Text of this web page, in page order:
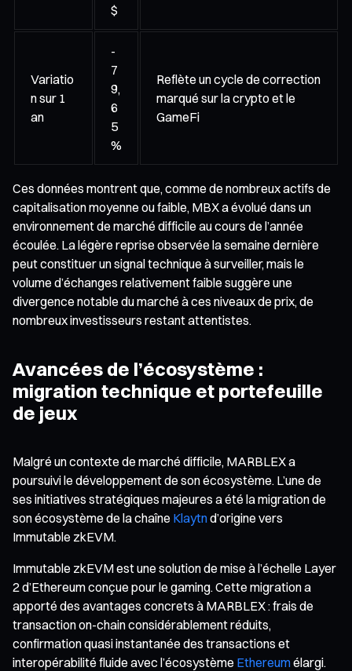
$
Variatio
n sur 1
an
-
7
9,
6
5
%
Reflète un cycle de correction
marqué sur la crypto et le
GameFi
Ces données montrent que, comme de nombreux actifs de
capitalisation moyenne ou faible, MBX a évolué dans un
environnement de marché difficile au cours de l’année
écoulée. La légère reprise observée la semaine dernière
peut constituer un signal technique à surveiller, mais le
volume d’échanges relativement faible suggère une
divergence notable du marché à ces niveaux de prix, de
nombreux investisseurs restant attentistes.
Avancées de l’écosystème :
migration technique et portefeuille
de jeux
Malgré un contexte de marché difficile, MARBLEX a
poursuivi le développement de son écosystème. L’une de
ses initiatives stratégiques majeures a été la migration de
son écosystème de la chaîne Klaytnd’origine vers
Immutable zkEVM.
Immutable zkEVM est une solution de mise à l’échelle Layer
2 d’Ethereum conçue pour le gaming. Cette migration a
apporté des avantages concrets à MARBLEX : frais de
transaction on-chain considérablement réduits,
confirmation quasi instantanée des transactions et
interopérabilité fluide avec l’écosystème Ethereumélargi.